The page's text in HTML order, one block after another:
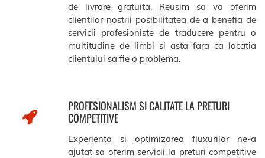
de livrare gratuita. Reusim sa va oferim
clientilor nostrii posibilitatea de a benefia de
servicii profesioniste de traducere pentru o
multitudine de limbi si asta fara ca locatia
clientului sa fie o problema.
PROFESIONALISM SI CALITATE LA PRETURI
COMPETITIVE
Experienta si optimizarea fluxurilor ne-a
ajutat sa oferim servicii la preturi competitive